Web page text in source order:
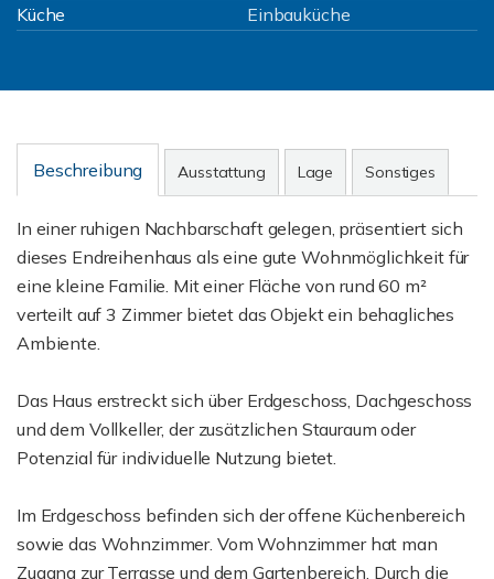
Küche
Einbauküche
Beschreibung Ausstattung Lage Sonstiges
In einer ruhigen Nachbarschaft gelegen, präsentiert sich
dieses Endreihenhaus als eine gute Wohnmöglichkeit für
eine kleine Familie. Mit einer Fläche von rund 60 m²
verteilt auf 3 Zimmer bietet das Objekt ein behagliches
Ambiente.
Das Haus erstreckt sich über Erdgeschoss, Dachgeschoss
und dem Vollkeller, der zusätzlichen Stauraum oder
Potenzial für individuelle Nutzung bietet.
Im Erdgeschoss befinden sich der offene Küchenbereich
sowie das Wohnzimmer. Vom Wohnzimmer hat man
Zugang zur Terrasse und dem Gartenbereich. Durch die